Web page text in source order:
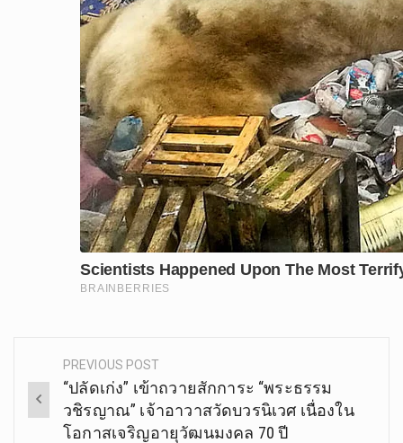
Post
navigation
PREVIOUS POST
“ปลัดเก่ง” เข้าถวายสักการะ “พระธรรม
วชิรญาณ” เจ้าอาวาสวัดบวรนิเวศ เนื่องใน
โอกาสเจริญอายุวัฒนมงคล 70 ปี